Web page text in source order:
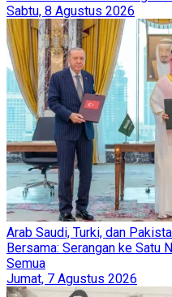
Sabtu, 8 Agustus 2026
Arab Saudi, Turki, dan
Bersama: Serangan ke Satu
Semua
Jumat, 7 Agustus 2026